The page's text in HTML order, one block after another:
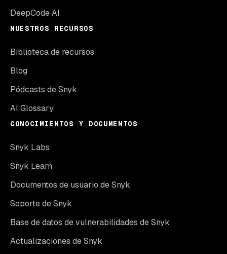
DeepCode AI
NUESTROS RECURSOS
Biblioteca de recursos
Blog
Pódcasts de Snyk
AI Glossary
CONOCIMIENTOS Y DOCUMENTOS
Snyk Labs
Snyk Learn
Documentos de usuario de Snyk
Soporte de Snyk
Base de datos de vulnerabilidades de Snyk
Actualizaciones de Snyk